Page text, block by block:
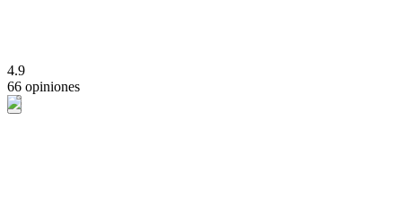
4.9
66 opiniones